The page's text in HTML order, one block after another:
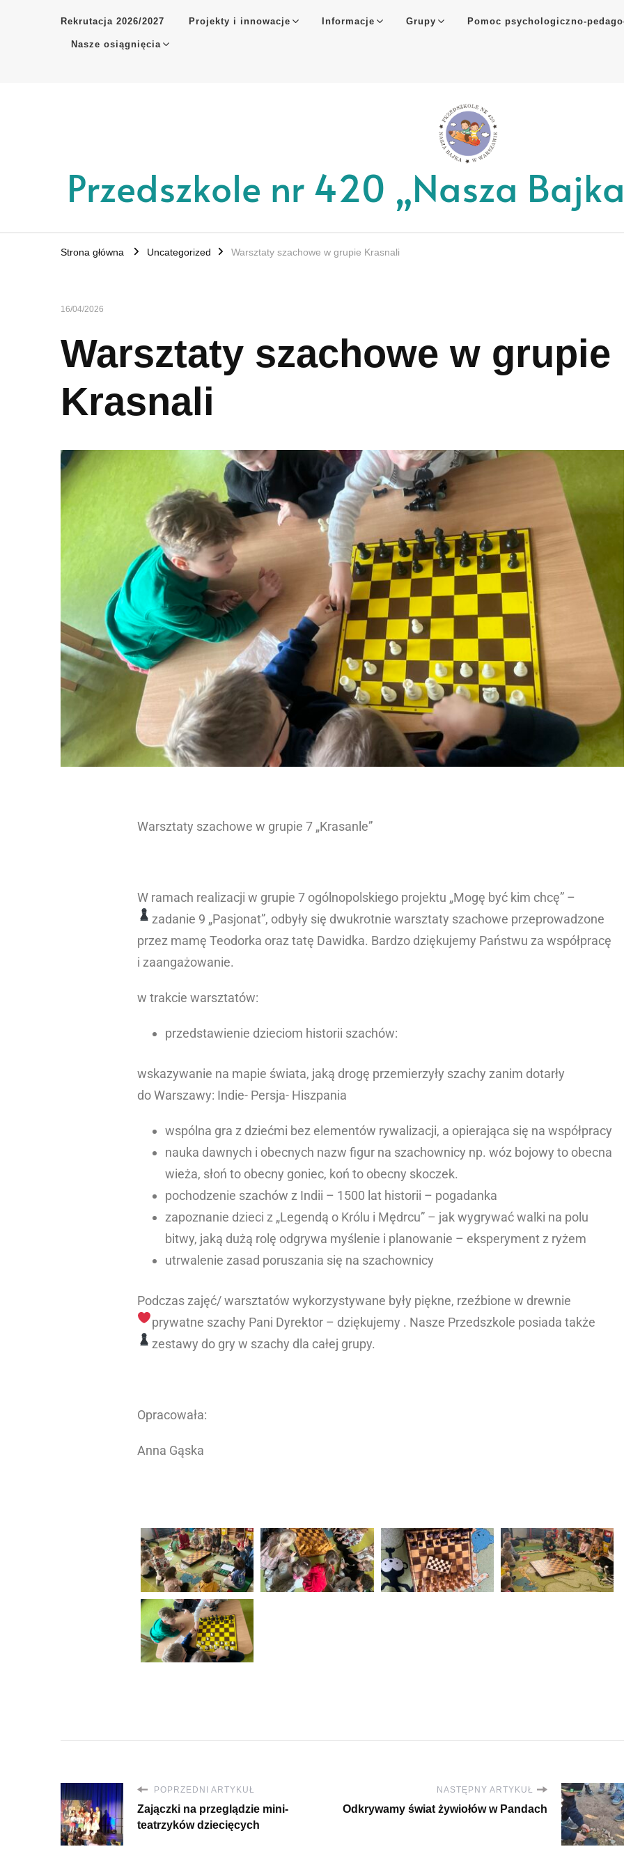
Rekrutacja 2026/2027 Projekty i innowacje Informacje Grupy Pomoc psychologiczno-
Nasze osiągnięcia
Przedszkole nr 420 „Nasza
Strona główna Uncategorized Warsztaty szachowe w grupie Krasnali
16/04/2026
Warsztaty szachowe w grupie
Krasnali
Warsztaty szachowe w grupie 7 „Krasanle”
W ramach realizacji w grupie 7 ogólnopolskiego projektu „Mogę być kim chcę” –
zadanie 9 „Pasjonat”, odbyły się dwukrotnie warsztaty szachowe przeprowadzone
przez mamę Teodorka oraz tatę Dawidka. Bardzo dziękujemy Państwu za współpracę
i zaangażowanie.
w trakcie warsztatów:
przedstawienie dzieciom historii szachów:
wskazywanie na mapie świata, jaką drogę przemierzyły szachy zanim dotarły
do Warszawy: Indie- Persja- Hiszpania
wspólna gra z dziećmi bez elementów rywalizacji, a opierająca się na współpracy
nauka dawnych i obecnych nazw figur na szachownicy np. wóz bojowy to obecna
wieża, słoń to obecny goniec, koń to obecny skoczek.
pochodzenie szachów z Indii – 1500 lat historii – pogadanka
zapoznanie dzieci z „Legendą o Królu i Mędrcu” – jak wygrywać walki na polu
bitwy, jaką dużą rolę odgrywa myślenie i planowanie – eksperyment z ryżem
utrwalenie zasad poruszania się na szachownicy
Podczas zajęć/ warsztatów wykorzystywane były piękne, rzeźbione w drewnie
prywatne szachy Pani Dyrektor – dziękujemy . Nasze Przedszkole posiada także
zestawy do gry w szachy dla całej grupy.
Opracowała:
Anna Gąska
POPRZEDNI ARTYKUŁ
Zajączki na przeglądzie mini-
teatrzyków dziecięcych
NASTĘPNY ARTYKUŁ
Odkrywamy świat żywiołów w Pandach